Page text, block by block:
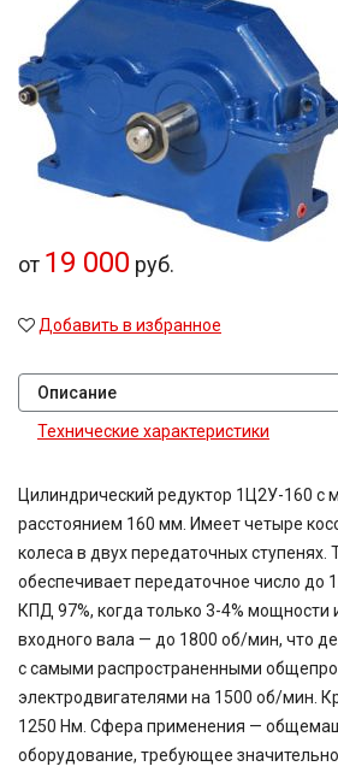
от 19 000 руб.
Добавить в избранное
Описание
Технические характеристики
Цилиндрический редуктор 1Ц2У-160 с
расстоянием 160 мм. Имеет четыре
колеса в двух передаточных ступенях.
обеспечивает передаточное число до
КПД 97%, когда только 3-4% мощности
входного вала — до 1800 об/мин, что
с самыми распространенными
электродвигателями на 1500 об/мин.
1250 Нм. Сфера применения —
оборудование, требующее